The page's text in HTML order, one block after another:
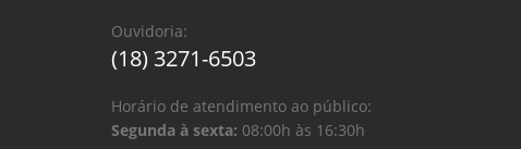
Ouvidoria:
(18) 3271-6503
Horário de atendimento ao público:
Segunda à sexta: 08:00h às 16:30h